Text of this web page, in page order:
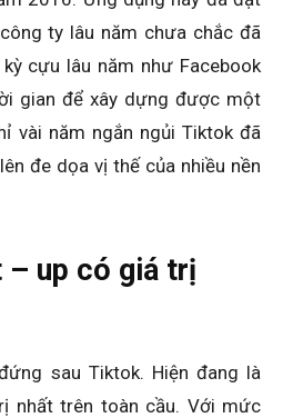
ty lâu năm chưa chắc đã
cựu lâu năm như Facebook
gian để xây dựng được một
vài năm ngắn ngủi Tiktok đã
đe dọa vị thế của nhiều nền
up có giá trị
sau Tiktok. Hiện đang là
nhất trên toàn cầu. Với mức